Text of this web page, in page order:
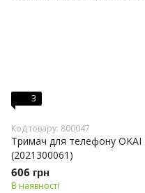
3
Код товару: 800047
Тримач для телефону OKAI
(2021300061)
606 грн
В наявності